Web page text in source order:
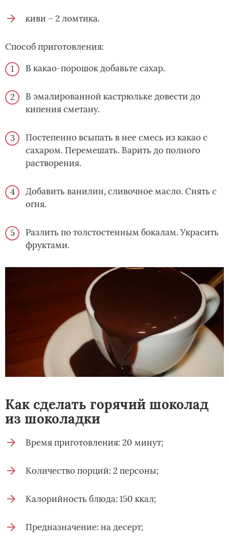
киви – 2 ломтика.
Способ приготовления:
В какао-порошок добавьте сахар.
В эмалированной кастрюльке довести до
кипения сметану.
Постепенно всыпать в нее смесь из какао с
сахаром. Перемешать. Варить до полного
растворения.
Добавить ванилин, сливочное масло. Снять с
огня.
Разлить по толстостенным бокалам. Украсить
фруктами.
Как сделать горячий шоколад
из шоколадки
Время приготовления: 20 минут;
Количество порций: 2 персоны;
Калорийность блюда: 150 ккал;
Предназначение: на десерт;